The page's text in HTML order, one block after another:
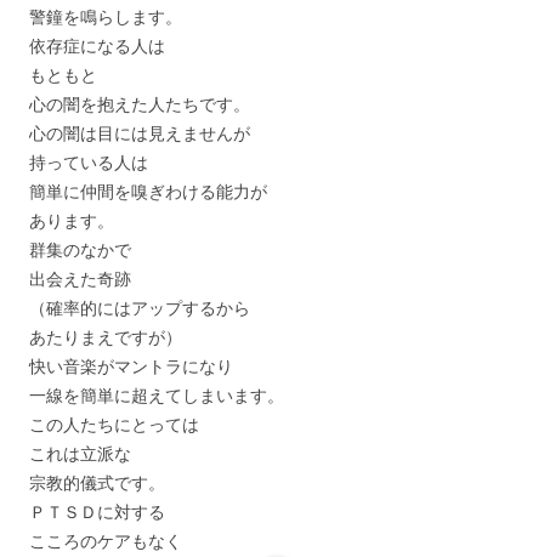
警鐘を鳴らします。
依存症になる人は
もともと
心の闇を抱えた人たちです。
心の闇は目には見えませんが
持っている人は
簡単に仲間を嗅ぎわける能力が
あります。
群集のなかで
出会えた奇跡
（確率的にはアップするから
あたりまえですが）
快い音楽がマントラになり
一線を簡単に超えてしまいます。
この人たちにとっては
これは立派な
宗教的儀式です。
ＰＴＳＤに対する
こころのケアもなく